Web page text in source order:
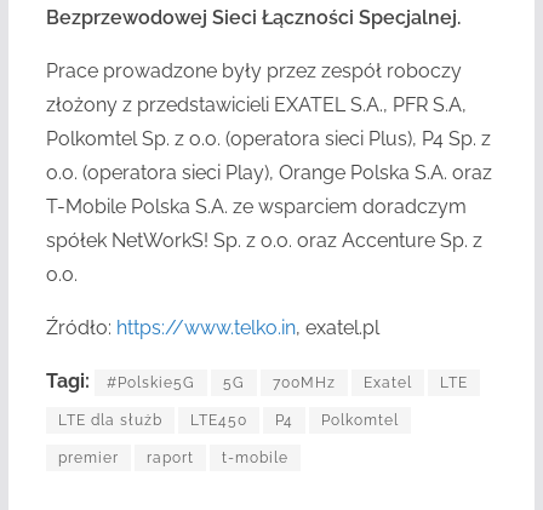
Bezprzewodowej Sieci Łączności Specjalnej.
Prace prowadzone były przez zespół roboczy
złożony z przedstawicieli EXATEL S.A., PFR S.A,
Polkomtel Sp. z o.o. (operatora sieci Plus), P4 Sp. z
o.o. (operatora sieci Play), Orange Polska S.A. oraz
T-Mobile Polska S.A. ze wsparciem doradczym
spółek NetWorkS! Sp. z o.o. oraz Accenture Sp. z
o.o.
Źródło: https://www.telko.in, exatel.pl
Tagi: #Polskie5G 5G 700MHz Exatel LTE
LTE dla służb LTE450 P4 Polkomtel
premier raport t-mobile